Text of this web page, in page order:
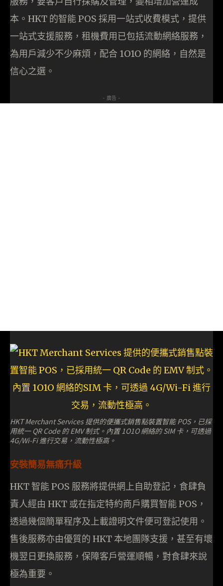
本。HKT 的智能 POS 採用一站式收費模式，提供
一站式支援服務，租機費用已包括流動網絡服務，
為用戶減少不少麻煩，配合 1O1O 的網絡，自然是
信心之選。
- 廣告 -
HKT Merchant Services 提供的便攜式銷售點裝置智能 POS，已採
用統一 QR Code 的 EMV 制式。內置 1O1O 網絡的 SIM 卡，可透過
4G/Wi-Fi 進行交易，流動性極高。
安裝簡易無痛升級
HKT 智能 POS 服務將提供網上自助登記，食肆負
責人經由 HKT 或在指定特約商戶購買智能 POS，
透過幾個簡單程序及上載證明文件便可登記使用。
售後服務亦由優質的 HKT 本地團隊支援，甚至有壞
機翌日更換服務，保障客戶營運順暢，對食肆來說
極為重要。